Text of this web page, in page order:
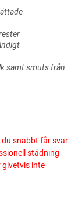
samt smuts från
snabbt får svar
städning
inte